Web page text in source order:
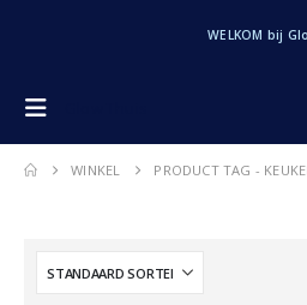
WELKOM bij
WINKEL PRODUCT TAG -